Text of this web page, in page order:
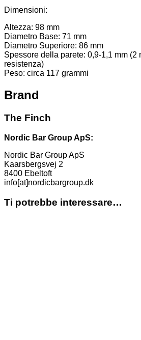
Dimensioni:
Altezza: 98 mm
Diametro Base: 71 mm
Diametro Superiore: 86 mm
Spessore della parete: 0,9-1,1 mm (2
resistenza)
Peso: circa 117 grammi
Brand
The Finch
Nordic Bar Group ApS:
Nordic Bar Group ApS
Kaarsbergsvej 2
8400 Ebeltoft
info[at]nordicbargroup.dk
Ti potrebbe interessare…